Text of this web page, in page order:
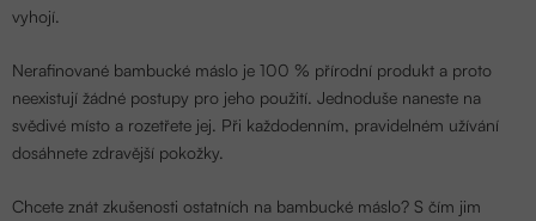
vyhojí.
Nerafinované bambucké máslo je 100 % přírodní produkt a proto
neexistují žádné postupy pro jeho použití. Jednoduše naneste na
svědivé místo a rozetřete jej. Při každodenním, pravidelném užívání
dosáhnete zdravější pokožky.
Chcete znát zkušenosti ostatních na bambucké máslo? S čím jim